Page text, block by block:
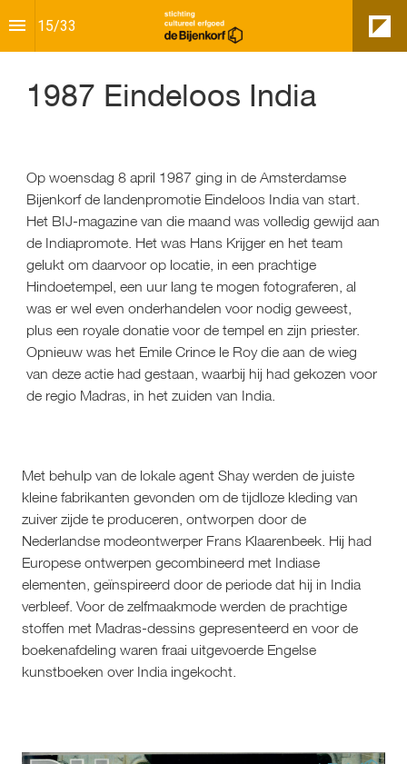
15/33
1987 Eindeloos India
Op woensdag 8 april 1987 ging in de Amsterdamse
Bijenkorf de landenpromotie Eindeloos India van start.
Het BIJ-magazine van die maand was volledig gewijd aan
de Indiapromote. Het was Hans Krijger en het team
gelukt om daarvoor op locatie, in een prachtige
Hindoetempel, een uur lang te mogen fotograferen, al
was er wel even onderhandelen voor nodig geweest,
plus een royale donatie voor de tempel en zijn priester.
Opnieuw was het Emile Crince le Roy die aan de wieg
van deze actie had gestaan, waarbij hij had gekozen voor
de regio Madras, in het zuiden van India.
Met behulp van de lokale agent Shay werden de juiste
kleine fabrikanten gevonden om de tijdloze kleding van
zuiver zijde te produceren, ontworpen door de
Nederlandse modeontwerper Frans Klaarenbeek. Hij had
Europese ontwerpen gecombineerd met Indiase
elementen, geïnspireerd door de periode dat hij in India
verbleef. Voor de zelfmaakmode werden de prachtige
stoffen met Madras-dessins gepresenteerd en voor de
boekenafdeling waren fraai uitgevoerde Engelse
kunstboeken over India ingekocht.